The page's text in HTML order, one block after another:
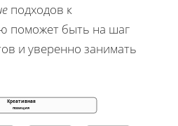
подходов к
поможет быть на шаг
и уверенно занимать
Креативная
позиция